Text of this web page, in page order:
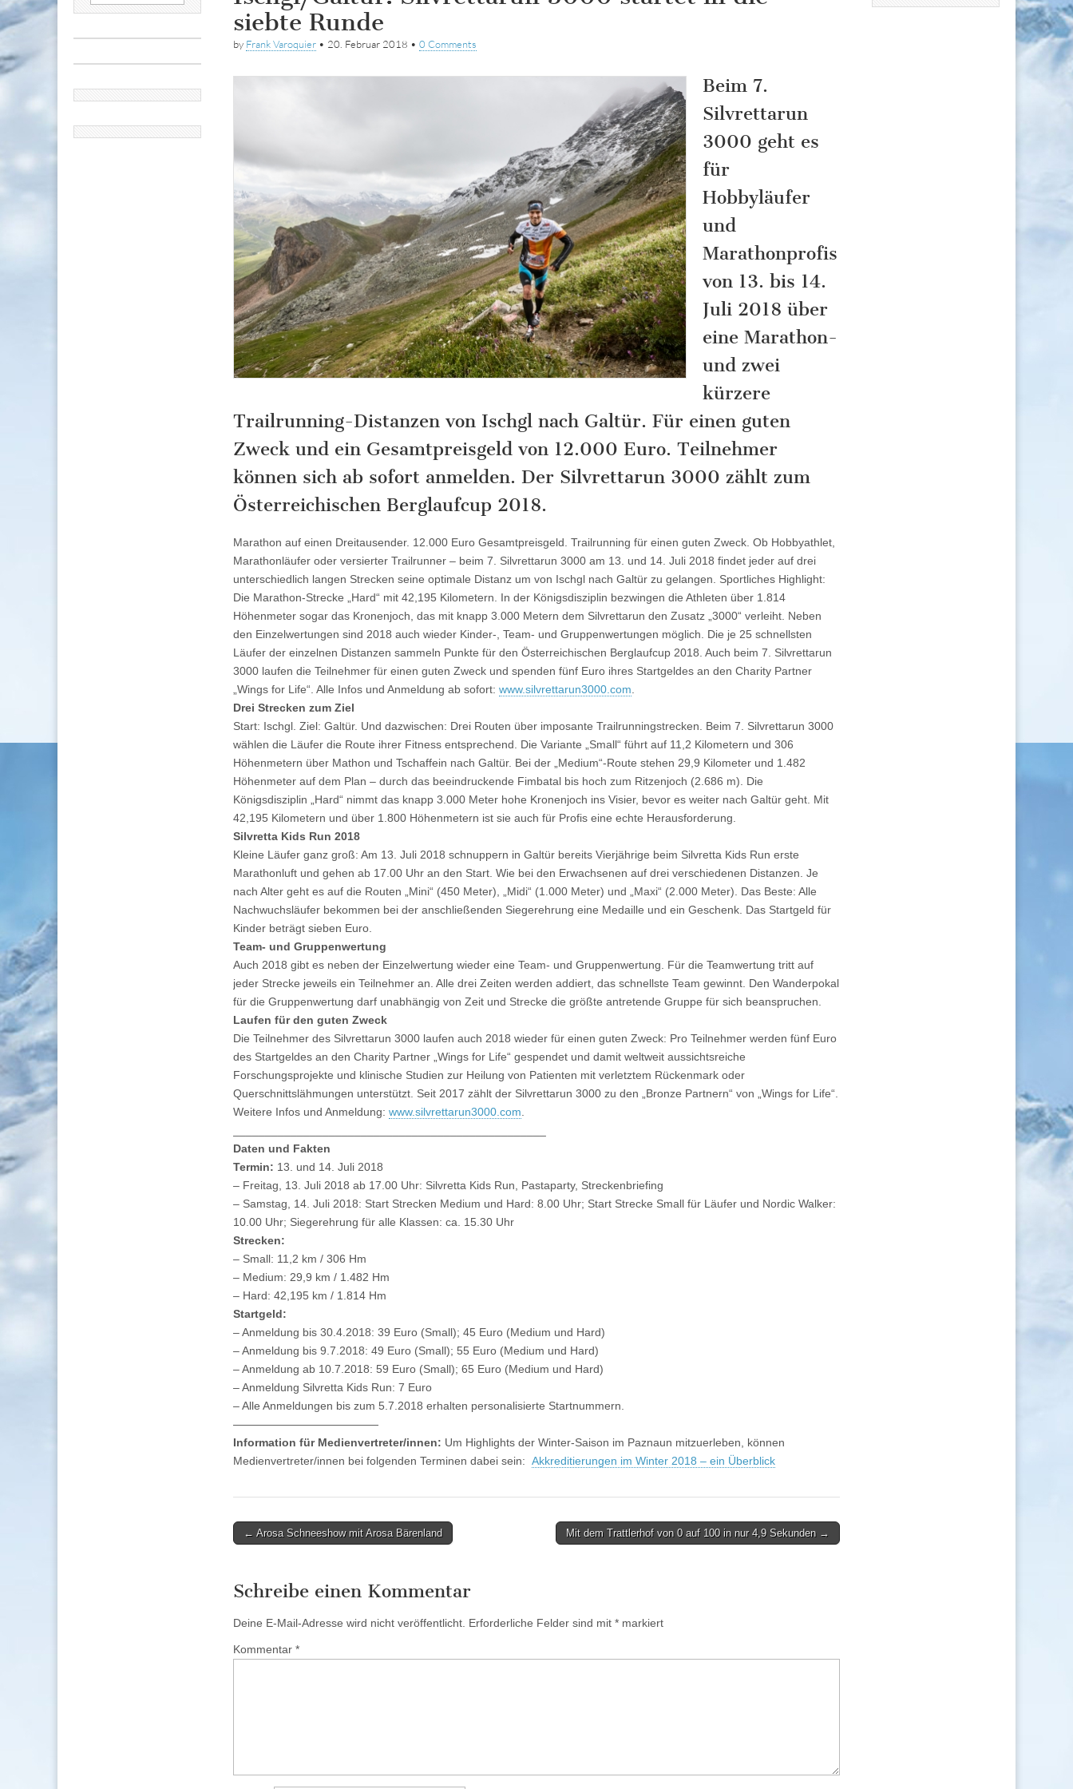
siebte Runde
by Frank Varoquier• 20. Februar 2018 • 0 Comments
Beim 7.
Silvrettarun
3000 geht es
für
Hobbyläufer
und
Marathonprofis
von 13. bis 14.
Juli 2018 über
eine Marathon-
und zwei
kürzere
Trailrunning-Distanzen von Ischgl nach Galtür. Für einen guten
Zweck und ein Gesamtpreisgeld von 12.000 Euro. Teilnehmer
können sich ab sofort anmelden. Der Silvrettarun 3000 zählt zum
Österreichischen Berglaufcup 2018.
Marathon auf einen Dreitausender. 12.000 Euro Gesamtpreisgeld. Trailrunning für einen guten Zweck. Ob Hobbyathlet,
Marathonläufer oder versierter Trailrunner – beim 7. Silvrettarun 3000 am 13. und 14. Juli 2018 findet jeder auf drei
unterschiedlich langen Strecken seine optimale Distanz um von Ischgl nach Galtür zu gelangen. Sportliches Highlight:
Die Marathon-Strecke „Hard“ mit 42,195 Kilometern. In der Königsdisziplin bezwingen die Athleten über 1.814
Höhenmeter sogar das Kronenjoch, das mit knapp 3.000 Metern dem Silvrettarun den Zusatz „3000“ verleiht. Neben
den Einzelwertungen sind 2018 auch wieder Kinder-, Team- und Gruppenwertungen möglich. Die je 25 schnellsten
Läufer der einzelnen Distanzen sammeln Punkte für den Österreichischen Berglaufcup 2018. Auch beim 7. Silvrettarun
3000 laufen die Teilnehmer für einen guten Zweck und spenden fünf Euro ihres Startgeldes an den Charity Partner
„Wings for Life“. Alle Infos und Anmeldung ab sofort: www.silvrettarun3000.com
Drei Strecken zum Ziel
Start: Ischgl. Ziel: Galtür. Und dazwischen: Drei Routen über imposante Trailrunningstrecken. Beim 7. Silvrettarun 3000
wählen die Läufer die Route ihrer Fitness entsprechend. Die Variante „Small“ führt auf 11,2 Kilometern und 306
Höhenmetern über Mathon und Tschaffein nach Galtür. Bei der „Medium“-Route stehen 29,9 Kilometer und 1.482
Höhenmeter auf dem Plan – durch das beeindruckende Fimbatal bis hoch zum Ritzenjoch (2.686 m). Die
Königsdisziplin „Hard“ nimmt das knapp 3.000 Meter hohe Kronenjoch ins Visier, bevor es weiter nach Galtür geht. Mit
42,195 Kilometern und über 1.800 Höhenmetern ist sie auch für Profis eine echte Herausforderung.
Silvretta Kids Run 2018
Kleine Läufer ganz groß: Am 13. Juli 2018 schnuppern in Galtür bereits Vierjährige beim Silvretta Kids Run erste
Marathonluft und gehen ab 17.00 Uhr an den Start. Wie bei den Erwachsenen auf drei verschiedenen Distanzen. Je
nach Alter geht es auf die Routen „Mini“ (450 Meter), „Midi“ (1.000 Meter) und „Maxi“ (2.000 Meter). Das Beste: Alle
Nachwuchsläufer bekommen bei der anschließenden Siegerehrung eine Medaille und ein Geschenk. Das Startgeld für
Kinder beträgt sieben Euro.
Team- und Gruppenwertung
Auch 2018 gibt es neben der Einzelwertung wieder eine Team- und Gruppenwertung. Für die Teamwertung tritt auf
jeder Strecke jeweils ein Teilnehmer an. Alle drei Zeiten werden addiert, das schnellste Team gewinnt. Den Wanderpokal
für die Gruppenwertung darf unabhängig von Zeit und Strecke die größte antretende Gruppe für sich beanspruchen.
Laufen für den guten Zweck
Die Teilnehmer des Silvrettarun 3000 laufen auch 2018 wieder für einen guten Zweck: Pro Teilnehmer werden fünf Euro
des Startgeldes an den Charity Partner „Wings for Life“ gespendet und damit weltweit aussichtsreiche
Forschungsprojekte und klinische Studien zur Heilung von Patienten mit verletztem Rückenmark oder
Querschnittslähmungen unterstützt. Seit 2017 zählt der Silvrettarun 3000 zu den „Bronze Partnern“ von „Wings for Life“.
Weitere Infos und Anmeldung: www.silvrettarun3000.com
Daten und Fakten
Termin: 13. und 14. Juli 2018
– Freitag, 13. Juli 2018 ab 17.00 Uhr: Silvretta Kids Run, Pastaparty, Streckenbriefing
– Samstag, 14. Juli 2018: Start Strecken Medium und Hard: 8.00 Uhr; Start Strecke Small für Läufer und Nordic Walker:
10.00 Uhr; Siegerehrung für alle Klassen: ca. 15.30 Uhr
Strecken:
– Small: 11,2 km / 306 Hm
– Medium: 29,9 km / 1.482 Hm
– Hard: 42,195 km / 1.814 Hm
Startgeld:
– Anmeldung bis 30.4.2018: 39 Euro (Small); 45 Euro (Medium und Hard)
– Anmeldung bis 9.7.2018: 49 Euro (Small); 55 Euro (Medium und Hard)
– Anmeldung ab 10.7.2018: 59 Euro (Small); 65 Euro (Medium und Hard)
– Anmeldung Silvretta Kids Run: 7 Euro
– Alle Anmeldungen bis zum 5.7.2018 erhalten personalisierte Startnummern.
—————————————
Information für Medienvertreter/innen: Um Highlights der Winter-Saison im Paznaun mitzuerleben, können
Medienvertreter/innen bei folgenden Terminen dabei sein: Akkreditierungen im Winter 2018 – ein Überblick
Post← Arosa Schneeshow mit Arosa Bärenland Mit dem Trattlerhof von 0 auf 100 in nur 4,9 Sekunden →
Schreibe einen Kommentar
Deine E-Mail-Adresse wird nicht veröffentlicht. Erforderliche Felder sind mit *markiert
Kommentar *
nach: